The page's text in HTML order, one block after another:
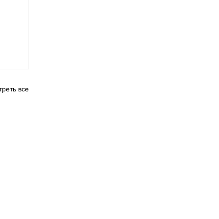
все